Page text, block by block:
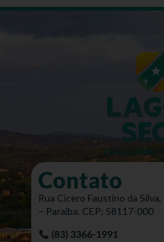
Contato
Rua Cícero Faustino da
– Paraíba. CEP: 58117-000
(83) 3366-1991